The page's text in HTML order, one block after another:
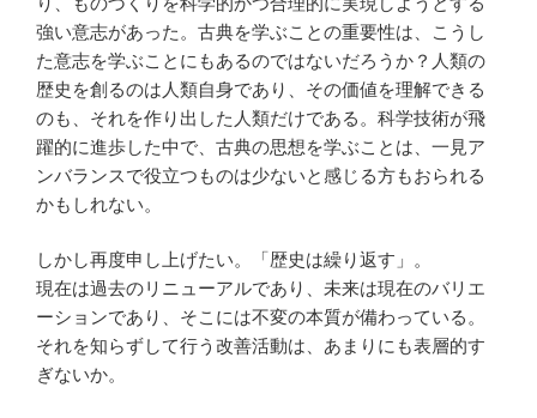
強い意志があった。古典を学ぶことの重要性は、こうし
た意志を学ぶことにもあるのではないだろうか？人類の
歴史を創るのは人類自身であり、その価値を理解できる
のも、それを作り出した人類だけである。科学技術が飛
躍的に進歩した中で、古典の思想を学ぶことは、一見ア
ンバランスで役立つものは少ないと感じる方もおられる
かもしれない。
しかし再度申し上げたい。「歴史は繰り返す」。
現在は過去のリニューアルであり、未来は現在のバリエ
ーションであり、そこには不変の本質が備わっている。
それを知らずして行う改善活動は、あまりにも表層的す
ぎないか。